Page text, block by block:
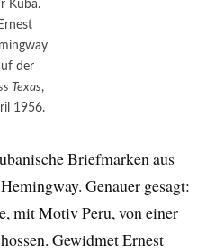
Kuba.
Ernest
der
Texas,
1956.
Briefmarken aus
Genauer gesagt:
mit Motiv Peru, von einer
Gewidmet Ernest